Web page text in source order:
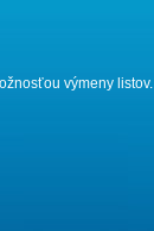
výmeny listov.